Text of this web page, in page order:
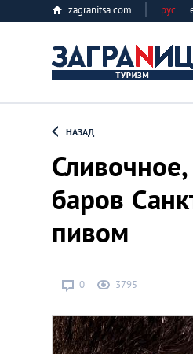
zagranitsa.com рус
Афины
НАЗАД
баров
пивом
0 3795